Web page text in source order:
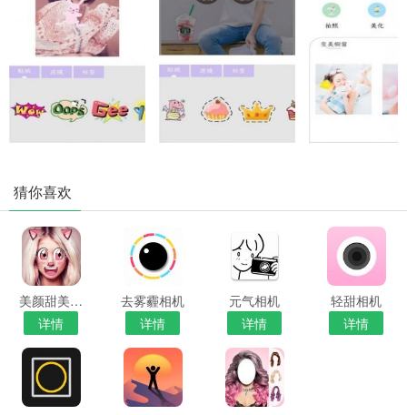
猜你喜欢
美颜甜美相机
详情
去雾霾相机
详情
元气相机
详情
轻甜相机
详情